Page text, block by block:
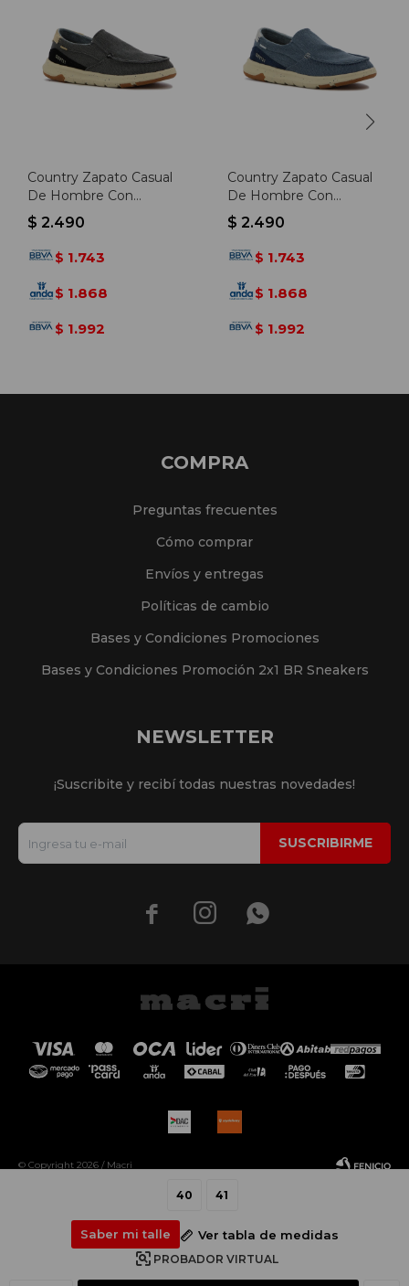
40 41
Saber mi talle Ver tabla de medidas
PROBADOR VIRTUAL
Country Zapato Casual
De Hombre Con
Elastico - Negro -
Negro
$ 2.490
$ 1.743
$ 1.868
$ 1.992
Country Zapato Casual
De Hombre Con
Elastico - Marino -
Marino
$ 2.490
$ 1.743
$ 1.868
$ 1.992
COMPRA
Preguntas frecuentes
Cómo comprar
Envíos y entregas
Políticas de cambio
Bases y Condiciones Promociones
Bases y Condiciones Promoción 2x1 BR Sneakers
NEWSLETTER
¡Suscribite y recibí todas nuestras novedades!
SUSCRIBIRME
  
© Copyright 2026 / Macri